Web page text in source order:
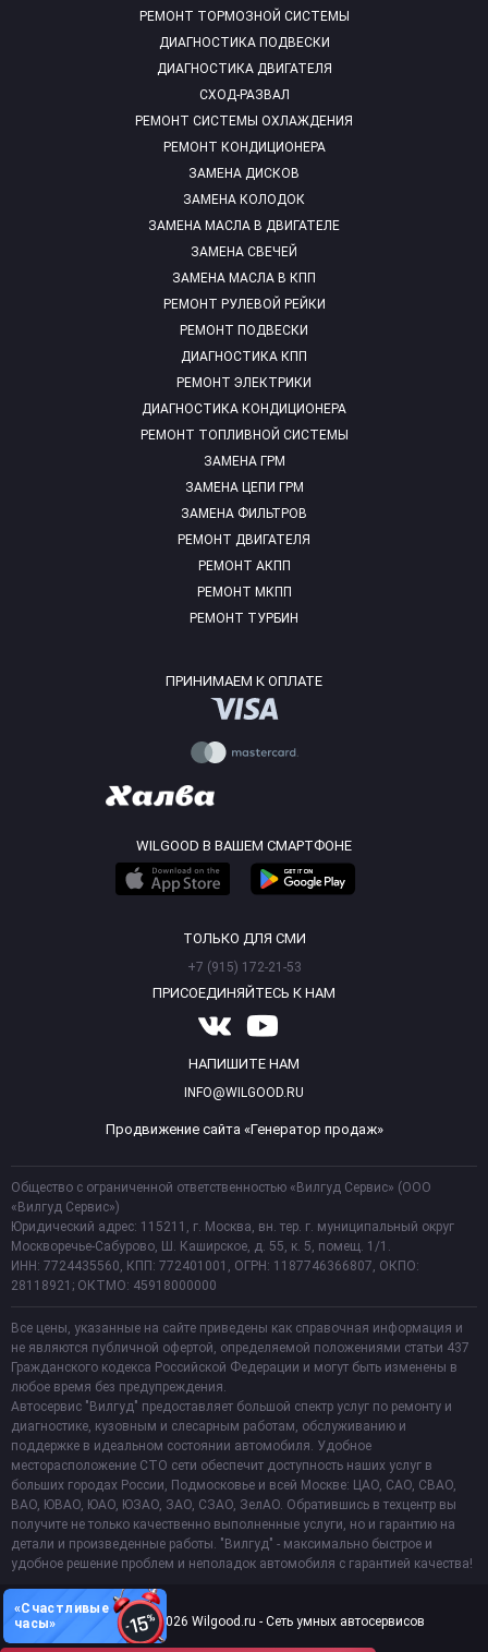
РЕМОНТ ТОРМОЗНОЙ СИСТЕМЫ
ДИАГНОСТИКА ПОДВЕСКИ
ДИАГНОСТИКА ДВИГАТЕЛЯ
СХОД-РАЗВАЛ
РЕМОНТ СИСТЕМЫ ОХЛАЖДЕНИЯ
РЕМОНТ КОНДИЦИОНЕРА
ЗАМЕНА ДИСКОВ
ЗАМЕНА КОЛОДОК
ЗАМЕНА МАСЛА В ДВИГАТЕЛЕ
ЗАМЕНА СВЕЧЕЙ
ЗАМЕНА МАСЛА В КПП
РЕМОНТ РУЛЕВОЙ РЕЙКИ
РЕМОНТ ПОДВЕСКИ
ДИАГНОСТИКА КПП
РЕМОНТ ЭЛЕКТРИКИ
ДИАГНОСТИКА КОНДИЦИОНЕРА
РЕМОНТ ТОПЛИВНОЙ СИСТЕМЫ
ЗАМЕНА ГРМ
ЗАМЕНА ЦЕПИ ГРМ
ЗАМЕНА ФИЛЬТРОВ
РЕМОНТ ДВИГАТЕЛЯ
РЕМОНТ АКПП
РЕМОНТ МКПП
РЕМОНТ ТУРБИН
ПРИНИМАЕМ К ОПЛАТЕ
WILGOOD В ВАШЕМ СМАРТФОНЕ
ТОЛЬКО ДЛЯ СМИ
+7 (915) 172-21-53
ПРИСОЕДИНЯЙТЕСЬ К НАМ
НАПИШИТЕ НАМ
INFO@WILGOOD.RU
Продвижение сайта «Генератор продаж»
Общество с ограниченной ответственностью «Вилгуд Сервис» (ООО
«Вилгуд Сервис»)
Юридический адрес: 115211, г. Москва, вн. тер. г. муниципальный округ
Москворечье-Сабурово, Ш. Каширское, д. 55, к. 5, помещ. 1/1.
ИНН: 7724435560, КПП: 772401001, ОГРН: 1187746366807, ОКПО:
28118921; ОКТМО: 45918000000
Все цены, указанные на сайте приведены как справочная информация и
не являются публичной офертой, определяемой положениями статьи 437
Гражданского кодекса Российской Федерации и могут быть изменены в
любое время без предупреждения.
Автосервис "Вилгуд" предоставляет большой спектр услуг по ремонту и
диагностике, кузовным и слесарным работам, обслуживанию и
поддержке в идеальном состоянии автомобиля. Удобное
месторасположение СТО сети обеспечит доступность наших услуг в
больших городах России, Подмосковье и всей Москве: ЦАО, САО, СВАО,
ВАО, ЮВАО, ЮАО, ЮЗАО, ЗАО, СЗАО, ЗелАО. Обратившись в техцентр вы
получите не только качественно выполненные услуги, но и гарантию на
детали и произведенные работы. "Вилгуд" - максимально быстрое и
удобное решение проблем и неполадок автомобиля с гарантией качества!
Copyright 2011-2026 Wilgood.ru - Сеть умных автосервисов
«Счастливые
часы»